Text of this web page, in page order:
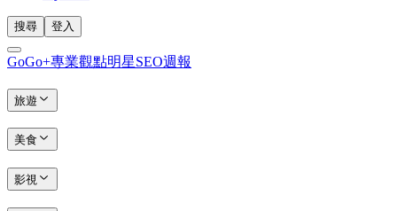
搜尋 登入
GoGo+專業觀點明星SEO週報
旅遊
美食
影視